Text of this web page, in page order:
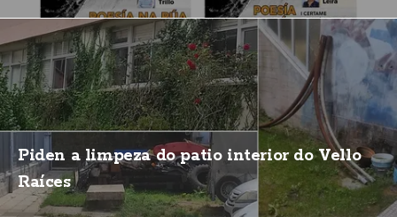
Piden a limpeza do patio interior do Vello
Raíces